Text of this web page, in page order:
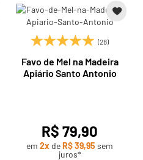
(28)
Favo de Mel na Madeira
Apiário Santo Antonio
R$ 79,90
em 2x deR$ 39,95 sem
juros*